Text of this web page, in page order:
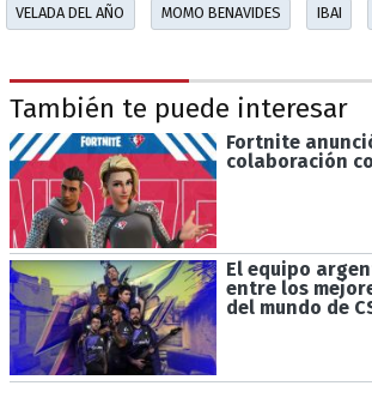
VELADA DEL AÑO MOMO BENAVIDES IBAI
También te puede interesar
Fortnite
colaboración
El equipo
entre los
del mundo de